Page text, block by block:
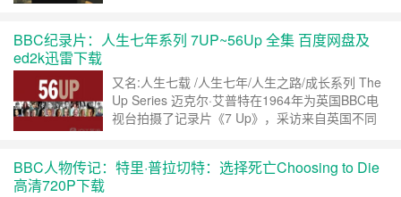
由央视引进，中文发音，而且是个女声。 剧集目
继续阅读 »
BBC纪录片：人生七年系列 7UP~56Up 全集 百度网盘及
ed2k迅雷下载
又名:人生七载 /人生七年/人生之路/成长系列 The
Up Series 迈克尔·艾普特在1964年为英国BBC电
视台拍摄了记录片《7 Up》，采访来自英国不同
特都会重新采访当年的这些孩子，倾听他们的梦
BBC人物传记：特里·普拉切特：选择死亡Choosing to Die
高清720P下载